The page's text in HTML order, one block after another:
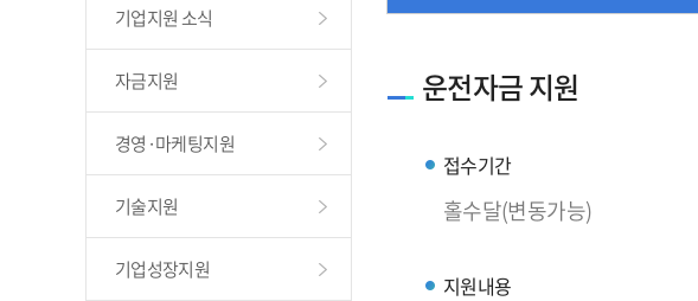
기업지원 소식
자금지원
경영·마케팅지원
기술지원
기업성장지원
운전자금 지원
접수기간
홀수달(변동가능)
지원내용